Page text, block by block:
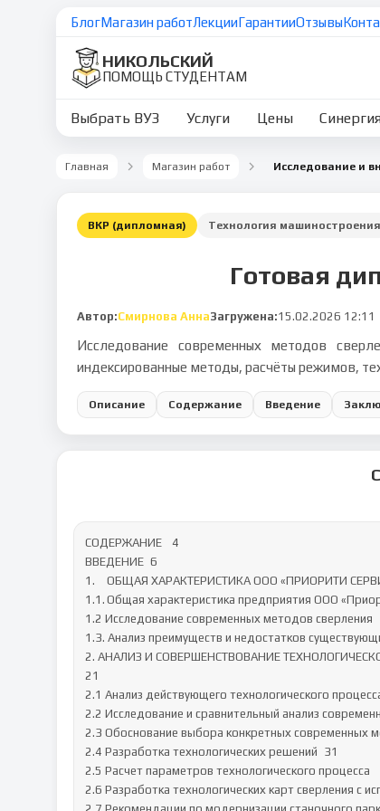
БлогМагазин работЛекцииГарантииОтзывы
НИКОЛЬСКИЙ
ПОМОЩЬ СТУДЕНТАМ
Выбрать ВУЗ Услуги Цены
Главная Магазин работ
ВКР (дипломная) Технология машиностроения
Готовая
Автор:Смирнова АннаЗагружена:15.02.2026 12:11
Исследование современных методов
индексированные методы, расчёты режимов,
Описание Содержание Введение
СОДЕРЖАНИЕ	4
ВВЕДЕНИЕ	6
1.	ОБЩАЯ ХАРАКТЕРИСТИКА ООО «ПРИОРИТИ СЕРВИС» И АНАЛИЗ СУЩЕСТВУЮЩИХ МЕТОДОВ СВЕРЛЕНИЯ	9
1.1.	Общая характеристика предприятия ООО «Приорити сервис»	9
1.2 Исследование современных методов сверления	13
1.3. Анализ преимуществ и недостатков
2. АНАЛИЗ И СОВЕРШЕНСТВОВАНИЕ
21
2.1 Анализ действующего технологического процесса
2.2 Исследование и сравнительный анализ
2.3 Обоснование выбора конкретных современных
2.4 Разработка технологических решений	31
2.5 Расчет параметров технологического процесса	37
2.6 Разработка технологических карт сверления с